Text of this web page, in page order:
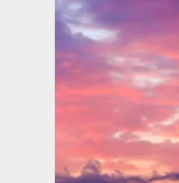
être
choisies
sur
la
page
produit